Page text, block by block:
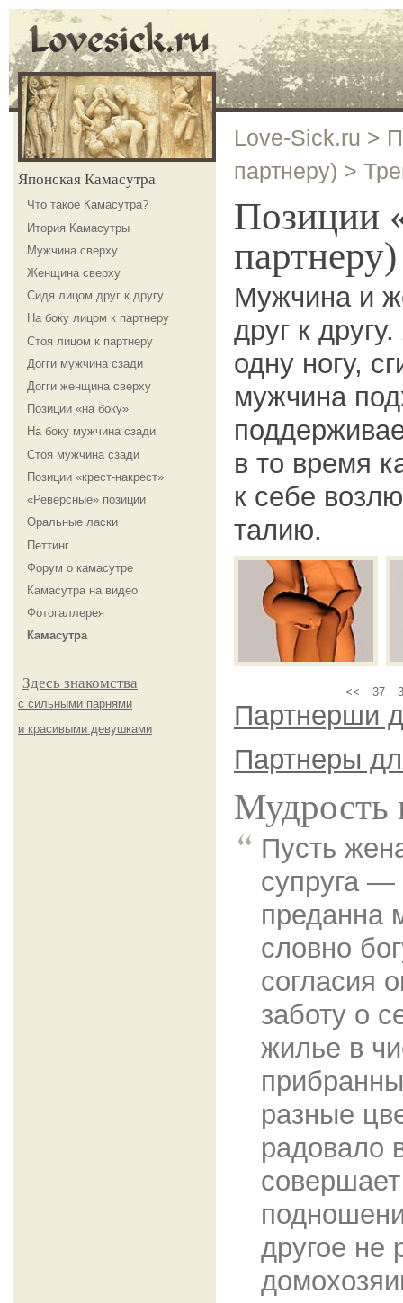
Японская Камасутра
Что такое Камасутра?
Итория Камасутры
Мужчина сверху
Женщина сверху
Сидя лицом друг к другу
На боку лицом к партнеру
Стоя лицом к партнеру
Догги мужчина сзади
Догги женщина сверху
Позиции «на боку»
На боку мужчина сзади
Стоя мужчина сзади
Позиции «крест-накрест»
«Реверсные» позиции
Оральные ласки
Петтинг
Форум о камасутре
Камасутра на видео
Фотогаллерея
Камасутра
Здесь знакомства
с сильными парнями
и красивыми девушками
Love-Sick.ru >
партнеру) >
Позиции
Мужчина и
друг к
одну ногу,
мужчина
в то время
к себе
талию.
<< 37
Партнерши
Партнеры
Мудрость
Пусть
супруга —
преданна
словно
согласия
заботу о
жилье в
разные
радовало
другое не